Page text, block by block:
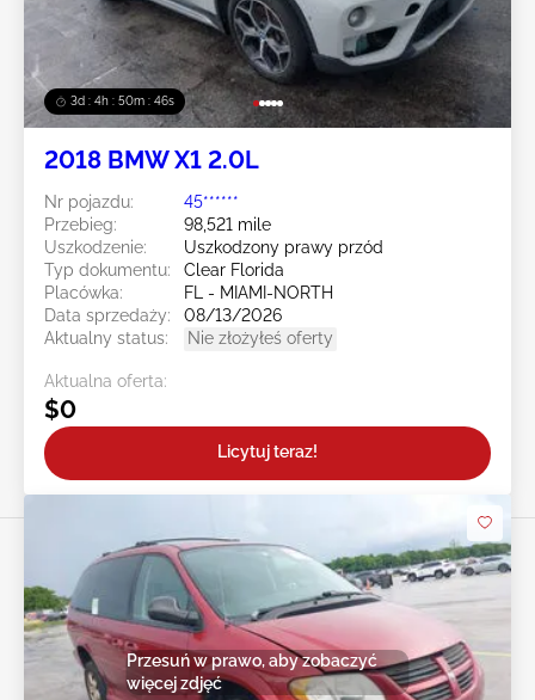
3d : 4h : 50m : 43s
2018 BMW X1 2.0L
Nr pojazdu:
45******
Przebieg:
98,521 mile
Uszkodzenie:
Uszkodzony prawy przód
Typ dokumentu:
Clear Florida
Placówka:
FL - MIAMI-NORTH
Data sprzedaży:
08/13/2026
Aktualny status:
Nie złożyłeś oferty
Aktualna oferta:
$0
Licytuj teraz!
Przesuń w prawo, aby zobaczyć
więcej zdjęć